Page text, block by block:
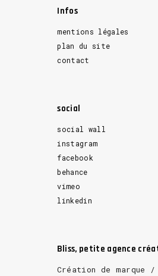
Infos
mentions légales
plan du site
contact
social
social wall
instagram
facebook
behance
vimeo
linkedin
Bliss, petite agence
Création de marque